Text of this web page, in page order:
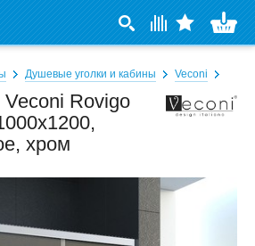
Душевые уголки и кабины Veconi
Rovigo
хром